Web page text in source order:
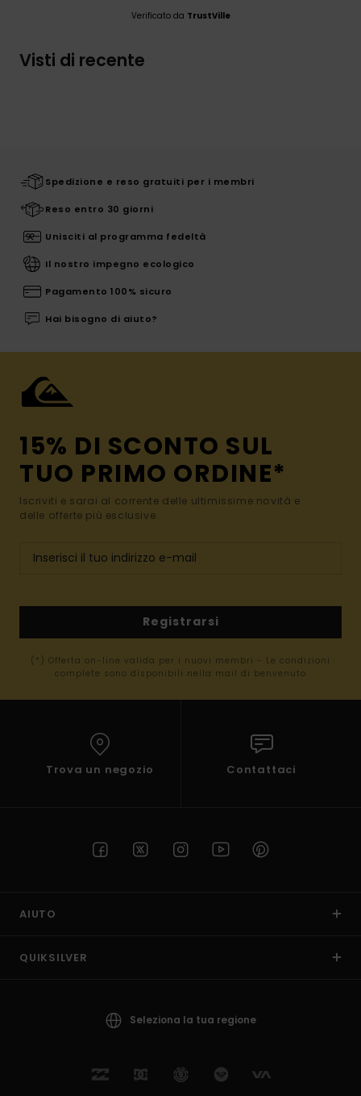
Verificato da TrustVille
Visti di recente
Spedizione e reso gratuiti per i membri
Reso entro 30 giorni
Unisciti al programma fedeltà
Il nostro impegno ecologico
Pagamento 100% sicuro
Hai bisogno di aiuto?
15% DI SCONTO SUL
TUO PRIMO ORDINE*
Iscriviti e sarai al corrente delle ultimissime novità e
delle offerte più esclusive.
Registrarsi
(*) Offerta on-line valida per i nuovi membri - Le condizioni
complete sono disponibili nella mail di benvenuto
Trova un negozio Contattaci
AIUTO
QUIKSILVER
Seleziona la tua regione